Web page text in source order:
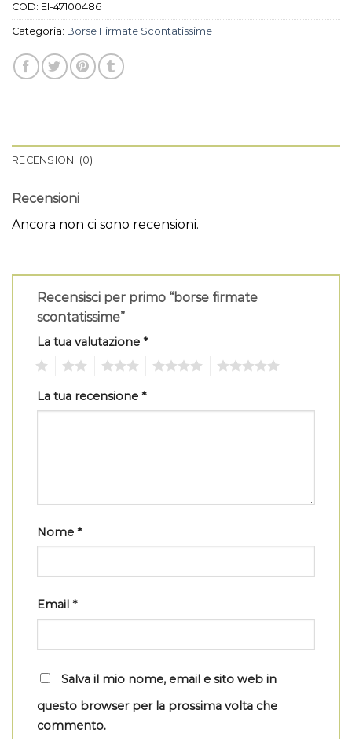
COD: EI-47100486
Categoria: Borse Firmate Scontatissime
RECENSIONI (0)
Recensioni
Ancora non ci sono recensioni.
Recensisci per primo “borse firmate
scontatissime”
La tua valutazione *
La tua recensione *
Nome *
Email *
Salva il mio nome, email e sito web in
questo browser per la prossima volta che
commento.